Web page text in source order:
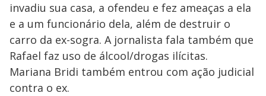
invadiu sua casa, a ofendeu e fez ameaças a ela
e a um funcionário dela, além de destruir o
carro da ex-sogra. A jornalista fala também que
Rafael faz uso de álcool/drogas ilícitas.
Mariana Bridi também entrou com ação judicial
contra o ex.